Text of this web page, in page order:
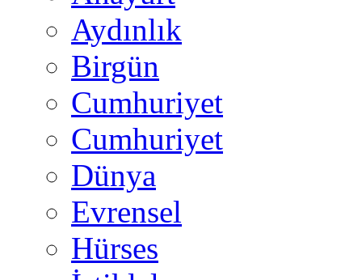
Aydınlık
Birgün
Cumhuriyet
Cumhuriyet
Dünya
Evrensel
Hürses